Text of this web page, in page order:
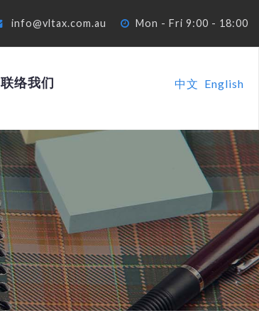
info@vltax.com.au Mon - Fri 9:00 - 18:00
联络我们 中文 English